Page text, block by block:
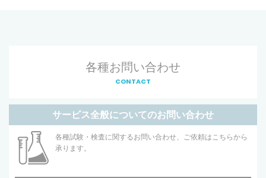
各種お問い合わせ
CONTACT
サービス全般についてのお問い合わせ
各種試験・検査に関するお問い合わせ、ご依頼はこちらから
承ります。